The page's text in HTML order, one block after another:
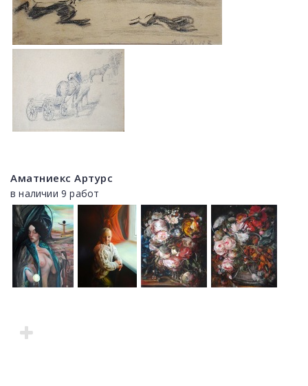
Аматниекс Артурс
в наличии 9 работ